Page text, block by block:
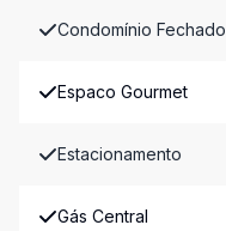
Condomínio Fechado
Espaco Gourmet
Estacionamento
Gás Central